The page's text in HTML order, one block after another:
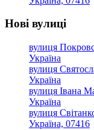
Нові вулиці
вулиця
Україна
вулиця
Україна
вулиця Івана
Україна
вулиця
Україна, 07416